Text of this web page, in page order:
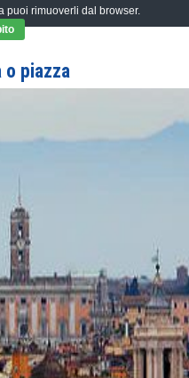
o piazza
puoi rimuoverli dal browser.